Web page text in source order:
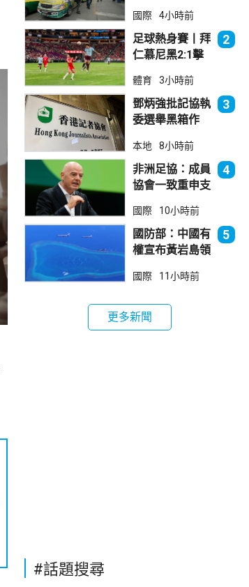
死23傷
國際 4小時前
足球熱身賽丨拜
仁慕尼黑2:1擊
2
體育 3小時前
鄧炳強批記協執
委選舉黑箱作
國安一定「釘死
你」
3
本地 8小時前
非洲足協：成員
協會一致重申支
4
國際 10小時前
國防部：中國有
權宣布黃岩島領
犯主權
5
國際 11小時前
更多新聞
#話題搜尋